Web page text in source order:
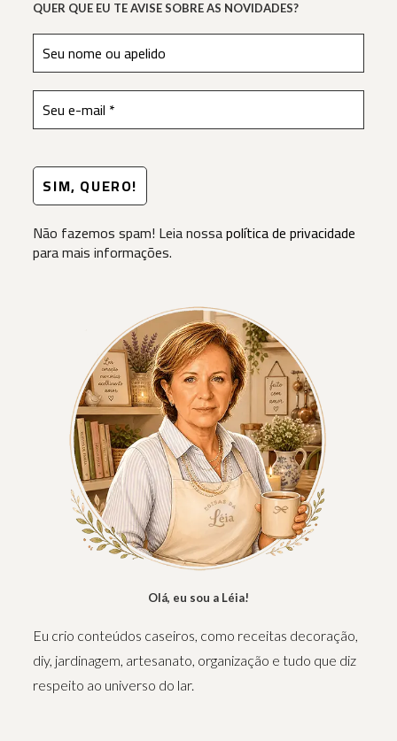
QUER QUE EU TE AVISE SOBRE AS NOVIDADES?
Não fazemos spam! Leia nossapolítica de privacidade
para mais informações.
Olá, eu sou a Léia!
Eu crio conteúdos caseiros, como receitas decoração,
diy, jardinagem, artesanato, organização e tudo que diz
respeito ao universo do lar.